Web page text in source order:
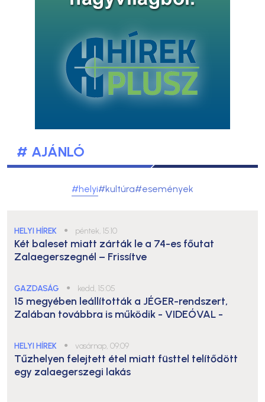
# AJÁNLÓ
#helyi#kultúra#események
HELYI HÍREK ● péntek, 15:10
Két baleset miatt zárták le a 74-es főutat
Zalaegerszegnél – Frissítve
GAZDASÁG ● kedd, 15:05
15 megyében leállították a JÉGER-rendszert,
Zalában továbbra is működik - VIDEÓVAL -
HELYI HÍREK ● vasárnap, 09:09
Tűzhelyen felejtett étel miatt füsttel telítődött
egy zalaegerszegi lakás